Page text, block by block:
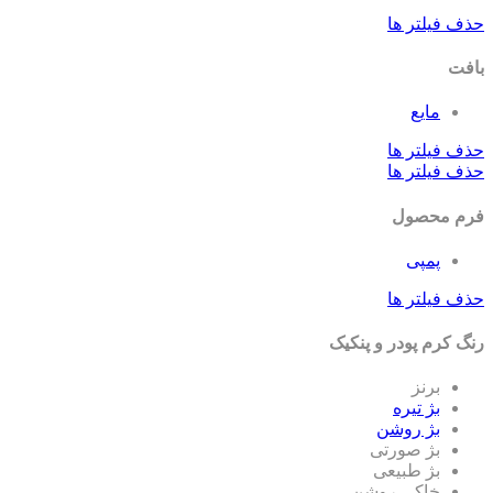
فیلتر ها
مایع
فیلتر ها
فیلتر ها
محصول
پمپی
فیلتر ها
کرم پودر و پنکیک
برنز
بژ تیره
بژ روشن
بژ صورتی
بژ طبیعی